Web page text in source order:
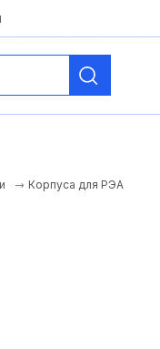
20:00
Корпуса для РЭА